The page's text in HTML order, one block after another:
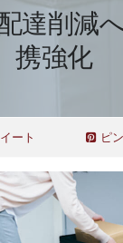
達削減
携強化
ート ピン